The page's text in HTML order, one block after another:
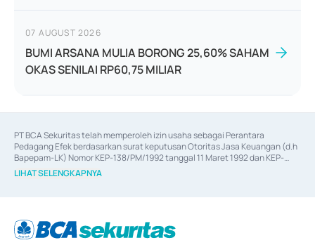
07 AUGUST 2026
BUMI ARSANA MULIA BORONG 25,60% SAHAM
OKAS SENILAI RP60,75 MILIAR
PT BCA Sekuritas telah memperoleh izin usaha sebagai Perantara
Pedagang Efek berdasarkan surat keputusan Otoritas Jasa Keuangan (d.h
Bapepam-LK) Nomor KEP-138/PM/1992 tanggal 11 Maret 1992 dan KEP-
06/D.04/2014 tanggal 28 Februari 2014, izin usaha sebagai Penjamin Emisi
Efek berdasarkan surat keputusan Otoritas Jasa Keuangan Nomor KEP-
berdasarkan surat keputusan Otoritas Jasa Keuangan Nomor S-
67/PM.21/2017 tanggal 3 Februari 2017, dan beberapa izin usaha lainnya
LIHAT SELENGKAPNYA